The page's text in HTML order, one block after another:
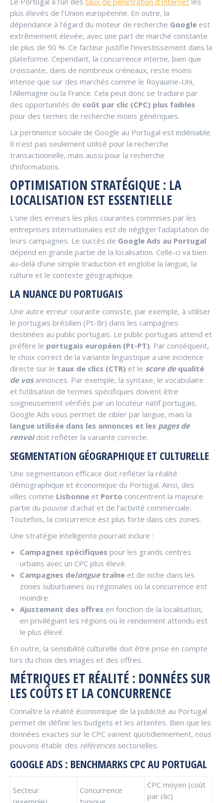
plus élevés de l’Union européenne. En outre, la
dépendance à l’égard du moteur de recherche Google est
extrêmement élevée, avec une part de marché constante
de plus de 90 %. Ce facteur justifie l’investissement dans la
plateforme. Cependant, la concurrence interne, bien que
croissante, dans de nombreux créneaux, reste moins
intense que sur des marchés comme le Royaume-Uni,
l’Allemagne ou la France. Cela peut donc se traduire par
des opportunités de coût par clic (CPC) plus faibles
pour des termes de recherche moins génériques.
La pertinence sociale de Google au Portugal est indéniable.
Il n’est pas seulement utilisé pour la recherche
transactionnelle, mais aussi pour la recherche
d’informations.
OPTIMISATION STRATÉGIQUE : LA
LOCALISATION EST ESSENTIELLE
L’une des erreurs les plus courantes commises par les
entreprises internationales est de négliger l’adaptation de
leurs campagnes. Le succès de Google Ads au Portugal
dépend en grande partie de la localisation. Celle-ci va bien
au-delà d’une simple traduction et englobe la langue, la
culture et le contexte géographique.
LA NUANCE DU PORTUGAIS
Une autre erreur courante consiste, par exemple, à utiliser
le portugais brésilien (Pt-Br) dans les campagnes
destinées au public portugais. Le public portugais attend et
préfère le portugais européen (Pt-PT). Par conséquent,
le choix correct de la variante linguistique a une incidence
directe sur le taux de clics (CTR) et le score dequalité
de vosannonces. Par exemple, la syntaxe, le vocabulaire
et l’utilisation de termes spécifiques doivent être
soigneusement vérifiés par un locuteur natif portugais.
Google Ads vous permet de cibler par langue, mais la
langue utilisée dans les annonces et les pages de
renvoidoit refléter la variante correcte.
SEGMENTATION GÉOGRAPHIQUE ET CULTURELLE
Une segmentation efficace doit refléter la réalité
démographique et économique du Portugal. Ainsi, des
villes comme Lisbonne et Porto concentrent la majeure
partie du pouvoir d’achat et de l’activité commerciale.
Toutefois, la concurrence est plus forte dans ces zones.
Une stratégie intelligente pourrait inclure :
Campagnes spécifiques pour les grands centres
urbains avec un CPC plus élevé.
Campagnes delonguetraîne et de niche dans les
zones suburbaines ou régionales où la concurrence est
moindre.
Ajustement des offres en fonction de la localisation,
en privilégiant les régions où le rendement attendu est
le plus élevé.
En outre, la sensibilité culturelle doit être prise en compte
lors du choix des images et des offres.
MÉTRIQUES ET RÉALITÉ : DONNÉES SUR
LES COÛTS ET LA CONCURRENCE
Connaître la réalité économique de la publicité au Portugal
permet de définir les budgets et les attentes. Bien que les
données exactes sur le CPC varient quotidiennement, nous
pouvons établir des référencessectorielles.
GOOGLE ADS : BENCHMARKS CPC AU PORTUGAL
Secteur
Concurrence
CPC moyen (coût
par clic)